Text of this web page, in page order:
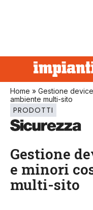
Home » Gestione
ambiente multi-sito
PRODOTTI
Gestione
e minori
multi-sito